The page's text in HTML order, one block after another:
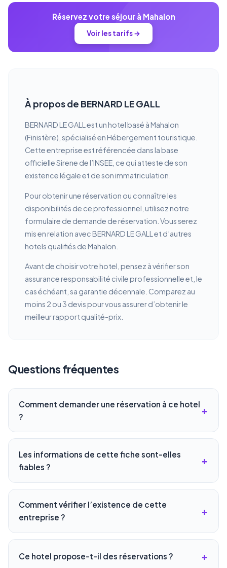
Réservez votre séjour à Mahalon
Voir les tarifs →
À propos de BERNARD LE GALL
BERNARD LE GALL est un hotel basé à Mahalon
(Finistère), spécialisé en Hébergement touristique.
Cette entreprise est référencée dans la base
officielle Sirene de l’INSEE, ce qui atteste de son
existence légale et de son immatriculation.
Pour obtenir une réservation ou connaître les
disponibilités de ce professionnel, utilisez notre
formulaire de demande de réservation. Vous serez
mis en relation avec BERNARD LE GALL et d’autres
hotels qualifiés de Mahalon.
Avant de choisir votre hotel, pensez à vérifier son
assurance responsabilité civile professionnelle et, le
cas échéant, sa garantie décennale. Comparez au
moins 2 ou 3 devis pour vous assurer d’obtenir le
meilleur rapport qualité-prix.
Questions fréquentes
Comment demander une réservation à ce hotel
?
Les informations de cette fiche sont-elles
fiables ?
Comment vérifier l’existence de cette
entreprise ?
Ce hotel propose-t-il des réservations ?